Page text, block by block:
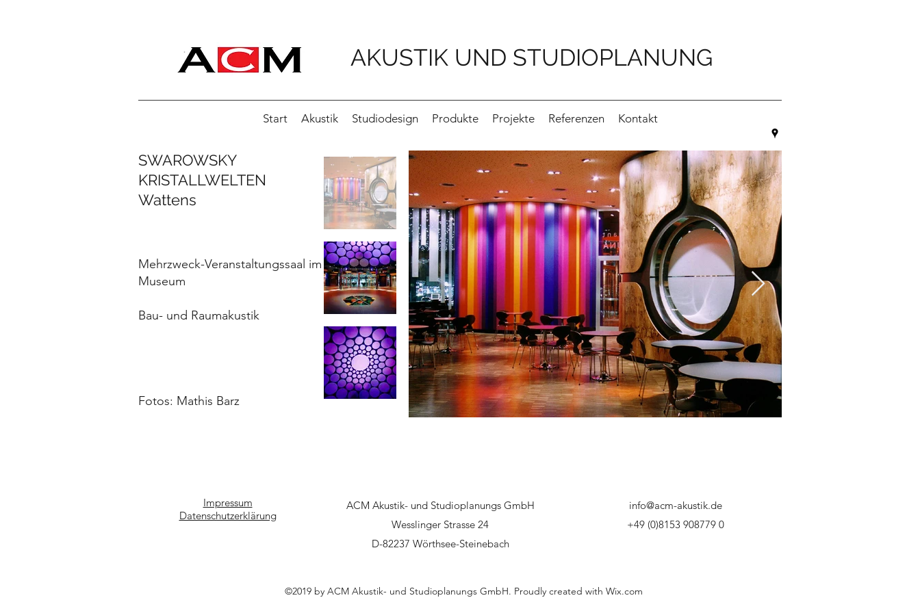
AKUSTIK UND STUDIOPLANUNG
Start Akustik Studiodesign Produkte Projekte Referenzen Kontakt
SWAROWSKY
KRISTALLWELTEN
Wattens
Mehrzweck-Veranstaltungssaal im
Museum
Bau- und Raumakustik
Fotos: Mathis Barz
Impressum
Datenschutzerklärung
ACM Akustik- und Studioplanungs GmbH
Wesslinger Strasse 24
D-82237 Wörthsee-Steinebach
info@acm-akustik.de
+49 (0)8153 908779 0
©2019 by ACM Akustik- und Studioplanungs GmbH. Proudly created with Wix.com